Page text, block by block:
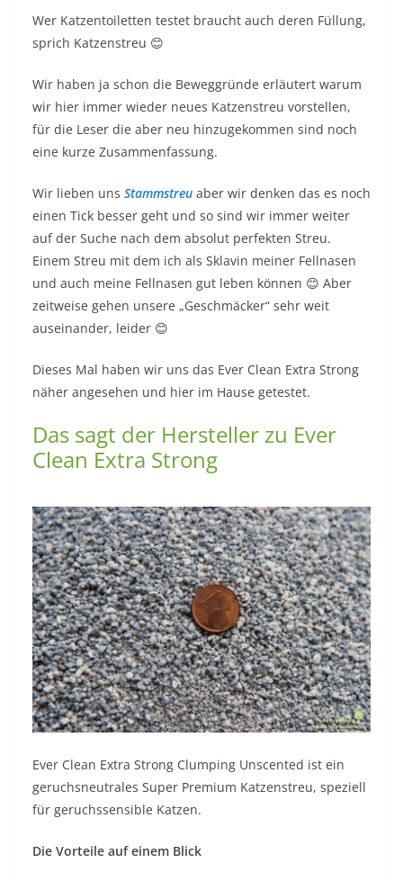
Wer Katzentoiletten testet braucht auch deren Füllung,
sprich Katzenstreu 😊
Wir haben ja schon die Beweggründe erläutert warum
wir hier immer wieder neues Katzenstreu vorstellen,
für die Leser die aber neu hinzugekommen sind noch
eine kurze Zusammenfassung.
Wir lieben uns Stammstreu aber wir denken das es noch
einen Tick besser geht und so sind wir immer weiter
auf der Suche nach dem absolut perfekten Streu.
Einem Streu mit dem ich als Sklavin meiner Fellnasen
und auch meine Fellnasen gut leben können 😊 Aber
zeitweise gehen unsere „Geschmäcker“ sehr weit
auseinander, leider 😊
Dieses Mal haben wir uns das Ever Clean Extra Strong
näher angesehen und hier im Hause getestet.
Das sagt der Hersteller zu Ever
Clean Extra Strong
Ever Clean Extra Strong Clumping Unscented ist ein
geruchsneutrales Super Premium Katzenstreu, speziell
für geruchssensible Katzen.
Die Vorteile auf einem Blick